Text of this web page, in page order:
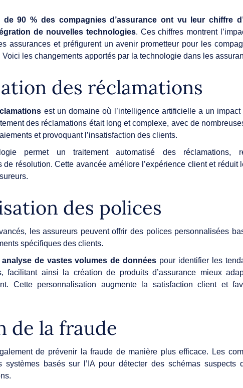
de 90 % des compagnies d’assurance ont vu leur chiffre
de nouvelles technologies. Ces chiffres montrent
assurances et préfigurent un avenir prometteur pour les
les changements apportés par la technologie dans les
des réclamations
est un domaine où l’intelligence artificielle a un impact
des réclamations était long et complexe, avec de
et provoquant l’insatisfaction des clients.
permet un traitement automatisé des réclamations,
de résolution. Cette avancée améliore l’expérience client et réduit
des polices
les assureurs peuvent offrir des polices personnalisées
spécifiques des clients.
analyse de vastes volumes de données pour identifier les
facilitant ainsi la création de produits d’assurance mieux
Cette personnalisation augmente la satisfaction client et
de la fraude
de prévenir la fraude de manière plus efficace. Les
systèmes basés sur l’IA pour détecter des schémas suspects